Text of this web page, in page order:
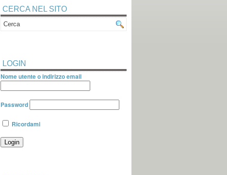
CERCA NEL SITO
LOGIN
Nome utente o indirizzo email
Password
Ricordami